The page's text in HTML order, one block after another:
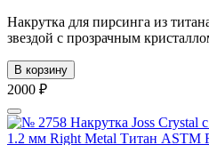
Накрутка для пирсинга из
звездой с прозрачным
В корзину
2000 ₽